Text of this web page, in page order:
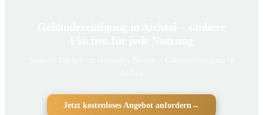
Jetzt kostenloses Angebot anfordern→